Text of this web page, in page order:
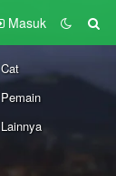
Masuk
Cat
Pemain
Lainnya